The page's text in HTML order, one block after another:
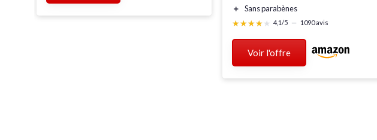
＋
Sans parabènes
★★★★★
★★★★★ 4,1/5 — 1090 avis
Voir l'offre